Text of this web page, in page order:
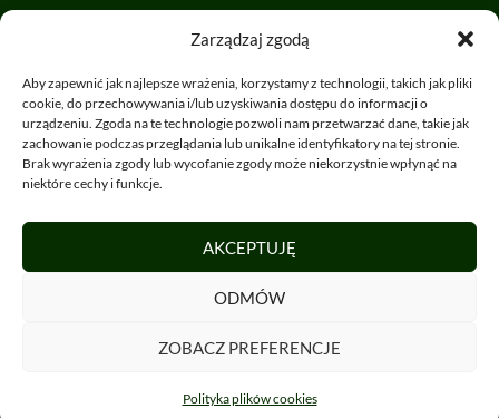
Zarządzaj zgodą
Aby zapewnić jak najlepsze wrażenia, korzystamy z technologii, takich jak pliki
cookie, do przechowywania i/lub uzyskiwania dostępu do informacji o
urządzeniu. Zgoda na te technologie pozwoli nam przetwarzać dane, takie jak
zachowanie podczas przeglądania lub unikalne identyfikatory na tej stronie.
Brak wyrażenia zgody lub wycofanie zgody może niekorzystnie wpłynąć na
niektóre cechy i funkcje.
AKCEPTUJĘ
ODMÓW
ZOBACZ PREFERENCJE
Polityka plików cookies
Nabywca:
ZHP Chorągiew Krakowska
ul. Karmelicka 31, 31-131 Kraków
NIP: 676-234-15-99
Odbiorca:
ul. Teatralna 2, 34-100 Wadowice
ID wewnętrzne hufca: 29005
Konto bankowe składkowe: